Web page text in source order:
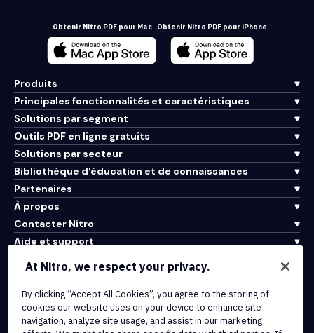
Obtenir Nitro PDF pour Mac Obtenir Nitro PDF pour iPhone
Produits
Principales fonctionnalités et caractéristiques
Solutions par segment
Outils PDF en ligne gratuits
Solutions par secteur
Bibliothèque d'éducation et de connaissances
Partenaires
À propos
Contacter Nitro
Aide et support
Conditions d'utilisation
Politique de cookies
Politique de copyright
At Nitro, we respect your privacy.
By clicking “Accept All Cookies”, you agree to the storing of
cookies our website uses on your device to enhance site
navigation, analyze site usage, and assist in our marketing